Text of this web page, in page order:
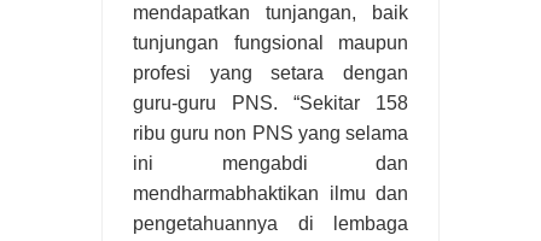
mendapatkan tunjangan, baik
tunjungan fungsional maupun
profesi yang setara dengan
guru-guru PNS. “Sekitar 158
ribu guru non PNS yang selama
ini mengabdi dan
mendharmabhaktikan ilmu dan
pengetahuannya di lembaga